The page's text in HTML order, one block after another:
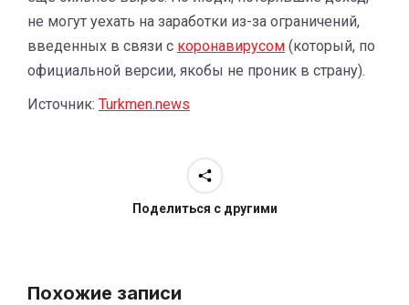
не могут уехать на заработки из-за ограничений,
введенных в связи с коронавирусом (который, по
официальной версии, якобы не проник в страну).
Источник: Turkmen.news
Поделиться с другими
Похожие записи